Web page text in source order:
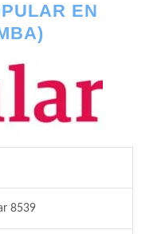
EN
8539